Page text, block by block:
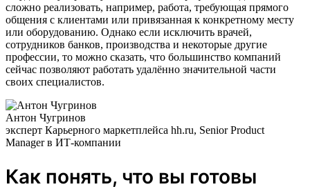
сложно реализовать, например, работа, требующая прямого
общения с клиентами или привязанная к конкретному месту
или оборудованию. Однако если исключить врачей,
сотрудников банков, производства и некоторые другие
профессии, то можно сказать, что большинство компаний
сейчас позволяют работать удалённо значительной части
своих специалистов.
Антон Чугринов
эксперт Карьерного маркетплейса hh.ru, Senior Product
Manager в ИТ-компании
Как понять, что вы готовы